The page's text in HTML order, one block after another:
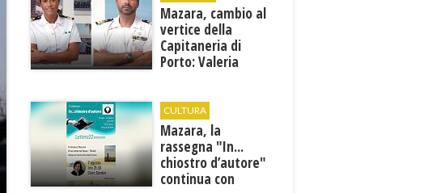
Mazara, cambio al
vertice della
Capitaneria di
Porto: Valeria
CULTURA
Mazara, la
rassegna "In...
chiostro d’autore"
continua con